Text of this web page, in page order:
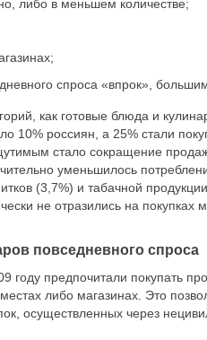
либо в меньшем количестве;
спроса «впрок»,
как готовые блюда и
10% россиян, а 25% стали
стало сокращение продаж
уменьшилось
(3,7%) и табачной
не отразились на покупках
повседневного спроса
году предпочитали покупать
либо магазинах. Это
осуществленных через